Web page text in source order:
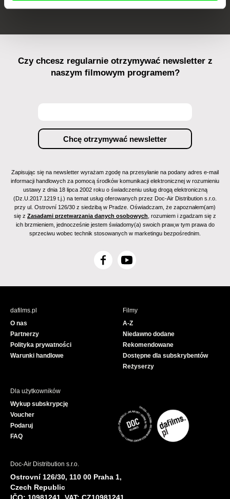
Czy chcesz regularnie otrzymywać newsletter z
naszym filmowym programem?
Zapisując się na newsletter wyrażam zgodę na przesyłanie na podany adres e-mail
informacji handlowych za pomocą środków komunikacji elektronicznej w rozumieniu
ustawy z dnia 18 lipca 2002 roku o świadczeniu usług drogą elektroniczną
(Dz.U.2017.1219 t.j.) na temat usług oferowanych przez Doc-Air Distribution s.r.o.
przy ul. Ostrovní 126/30 z siedzibą w Pradze. Oświadczam, że zapoznałem(am)
się z Zasadami przetwarzania danych osobowych , rozumiem i zgadzam się z
ich brzmieniem, jednocześnie jestem świadomy(a) swoich praw,w tym prawa do
sprzeciwu wobec technik stosowanych w marketingu bezpośrednim.
F
c
Y
u
e
dafilms.pl
O nas
Partnerzy
Polityka prywatności
Warunki handlowe
Filmy
A-Z
Niedawno dodane
Rekomendowane
Dostępne dla subskrybentów
Reżyserzy
Dla użytkowników
Wykup subskrypcję
Voucher
Podaruj
FAQ
Doc-Air Distribution s.r.o.
Ostrovní 126/30, 110 00 Praha 1,
Czech Republic
IČO: 10981241, VAT: CZ10981241